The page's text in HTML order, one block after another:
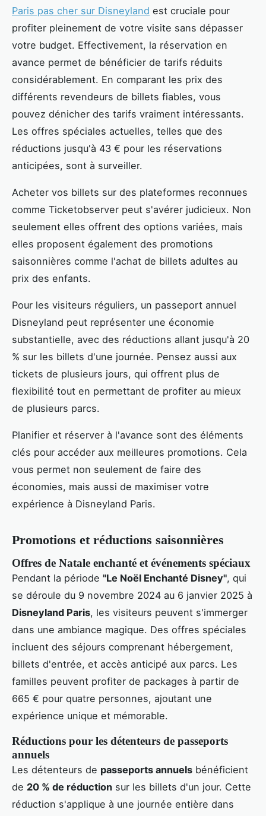
Paris pas cher sur Disneyland est cruciale pour
profiter pleinement de votre visite sans dépasser
votre budget. Effectivement, la réservation en
avance permet de bénéficier de tarifs réduits
considérablement. En comparant les prix des
différents revendeurs de billets fiables, vous
pouvez dénicher des tarifs vraiment intéressants.
Les offres spéciales actuelles, telles que des
réductions jusqu'à 43 € pour les réservations
anticipées, sont à surveiller.
Acheter vos billets sur des plateformes reconnues
comme Ticketobserver peut s'avérer judicieux. Non
seulement elles offrent des options variées, mais
elles proposent également des promotions
saisonnières comme l'achat de billets adultes au
prix des enfants.
Pour les visiteurs réguliers, un passeport annuel
Disneyland peut représenter une économie
substantielle, avec des réductions allant jusqu'à 20
% sur les billets d'une journée. Pensez aussi aux
tickets de plusieurs jours, qui offrent plus de
flexibilité tout en permettant de profiter au mieux
de plusieurs parcs.
Planifier et réserver à l'avance sont des éléments
clés pour accéder aux meilleures promotions. Cela
vous permet non seulement de faire des
économies, mais aussi de maximiser votre
expérience à Disneyland Paris.
Promotions et réductions saisonnières
Offres de Natale enchanté et événements spéciaux
Pendant la période "Le Noël Enchanté Disney", qui
se déroule du 9 novembre 2024 au 6 janvier 2025 à
Disneyland Paris, les visiteurs peuvent s'immerger
dans une ambiance magique. Des offres spéciales
incluent des séjours comprenant hébergement,
billets d'entrée, et accès anticipé aux parcs. Les
familles peuvent profiter de packages à partir de
665 € pour quatre personnes, ajoutant une
expérience unique et mémorable.
Réductions pour les détenteurs de passeports
annuels
Les détenteurs de passeports annuels bénéficient
de 20 % de réduction sur les billets d'un jour. Cette
réduction s'applique à une journée entière dans